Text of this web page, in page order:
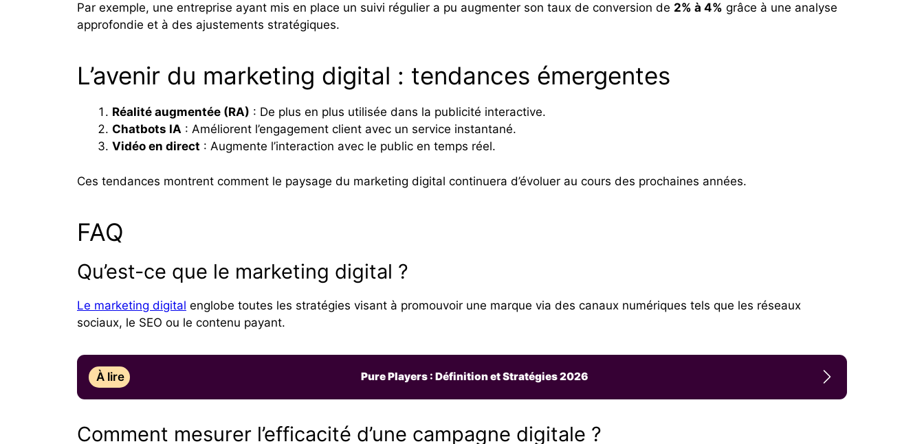
Par exemple, une entreprise ayant mis en place un suivi régulier a pu augmenter son taux de conversion de 2% à 4% grâce à une analyse
approfondie et à des ajustements stratégiques.
L’avenir du marketing digital : tendances émergentes
Réalité augmentée (RA) : De plus en plus utilisée dans la publicité interactive.
Chatbots IA : Améliorent l’engagement client avec un service instantané.
Vidéo en direct : Augmente l’interaction avec le public en temps réel.
Ces tendances montrent comment le paysage du marketing digital continuera d’évoluer au cours des prochaines années.
FAQ
Qu’est-ce que le marketing digital ?
Le marketing digital englobe toutes les stratégies visant à promouvoir une marque via des canaux numériques tels que les réseaux
sociaux, le SEO ou le contenu payant.
À lire Pure Players : Définition et Stratégies 2026
Comment mesurer l’efficacité d’une campagne digitale ?